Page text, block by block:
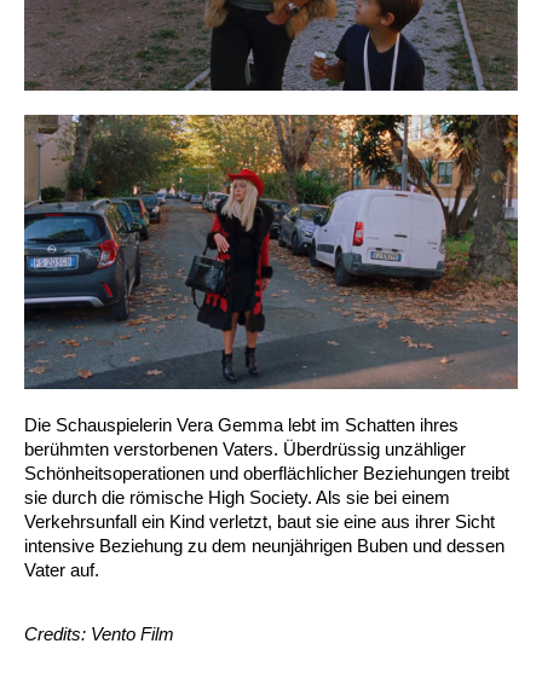
Die Schauspielerin Vera Gemma lebt im Schatten ihres
berühmten verstorbenen Vaters. Überdrüssig unzähliger
Schönheitsoperationen und oberflächlicher Beziehungen treibt
sie durch die römische High Society. Als sie bei einem
Verkehrsunfall ein Kind verletzt, baut sie eine aus ihrer Sicht
intensive Beziehung zu dem neunjährigen Buben und dessen
Vater auf.
Credits: Vento Film